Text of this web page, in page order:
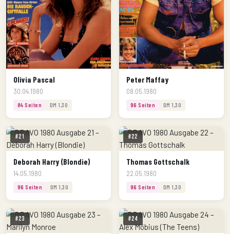
Olivia Pascal
30.04.1980
84 Seiten DM 1,30
Peter Maffay
08.05.1980
96 Seiten DM 1,30
#21
Deborah Harry (Blondie)
14.05.1980
96 Seiten DM 1,30
#22
Thomas Gottschalk
22.05.1980
96 Seiten DM 1,30
#23 #24